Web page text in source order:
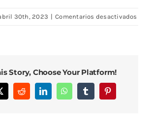
30th, 2023 | Comentarios desactivados
Story, Choose Your Platform!
RedditLinkedInWhatsAppTumblrPinterest